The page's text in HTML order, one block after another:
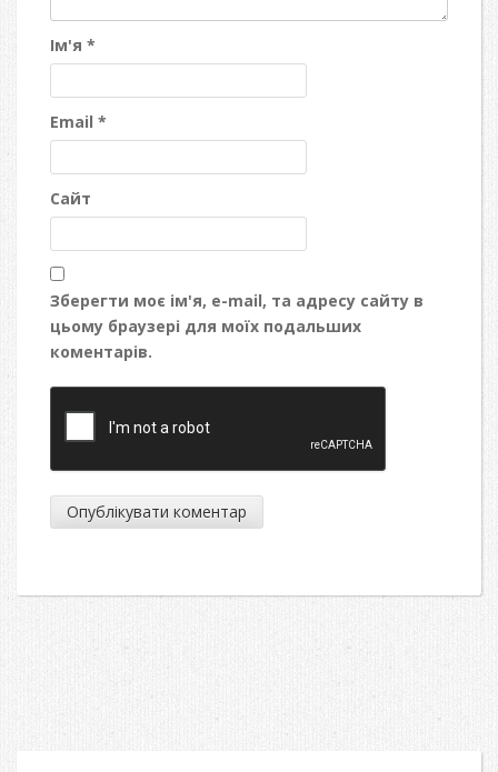
Ім'я *
Email *
Сайт
Зберегти моє ім'я, e-mail, та адресу сайту в
цьому браузері для моїх подальших
коментарів.